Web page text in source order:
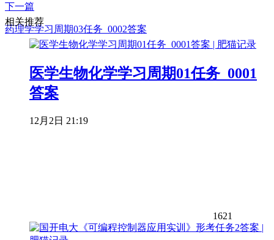
下一篇
药理学学习周期03任务_0002答案
相关推荐
医学生物化学学习周期01任务_0001
答案
12月2日 21:19
1621